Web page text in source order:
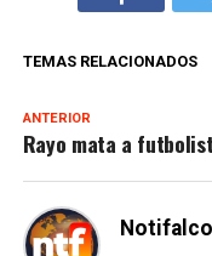
TEMAS RELACIONADOS
ANTERIOR
Rayo mata a